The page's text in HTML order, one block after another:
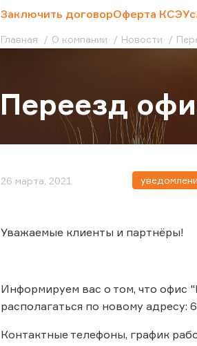
Заключить договорОферта КСЭ
Главная О компании Новости
Переезд
26 марта, 2021
Уважаемые клиенты и партнёры!
Информируем вас о том, что офис
располагаться по новому адресу:
Контактные телефоны, график